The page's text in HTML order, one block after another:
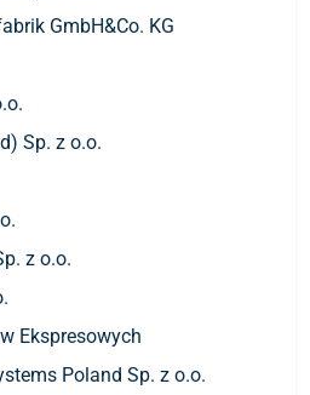
GmbH&Co. KG
Sp. z o.o.
z o.o.
Ekspresowych
Poland Sp. z o.o.